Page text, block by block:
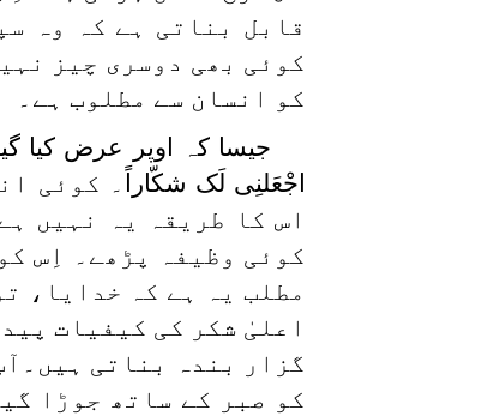
قابل بناتی ہے کہ وہ
کوئی بھی دوسری چیز
کو انسان سے مطلوب ہے۔
جیسا کہ اوپر عرض کیا
اجْعَلنِی لَک شکّاراً
۔ کوئی
اس کا طریقہ یہ نہیں
کوئی وظیفہ پڑھے۔ اِس
مطلب یہ ہے کہ خدایا،
اعلیٰ شکر کی کیفیات
گزار بندہ بناتی
کو صبر کے ساتھ جوڑا